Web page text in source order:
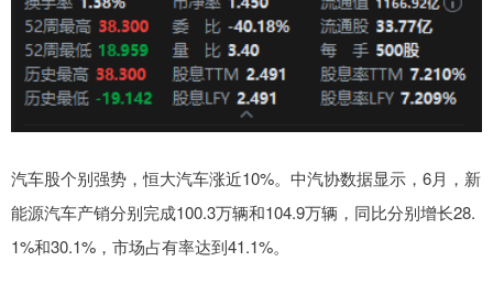
汽车股个别强势，恒大汽车涨近10%。中汽协数据显示，6月，新
能源汽车产销分别完成100.3万辆和104.9万辆，同比分别增长28.
1%和30.1%，市场占有率达到41.1%。